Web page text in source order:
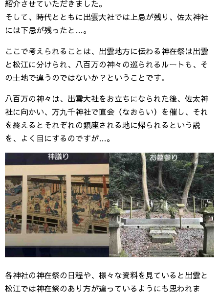
紹介させていただきました。
そして、時代とともに出雲大社では上忌が残り、佐太神社
には下忌が残ったと…。
ここで考えられることは、出雲地方に伝わる神在祭は出雲
と松江に分けられ、八百万の神々の巡られるルートも、そ
の土地で違うのではないか？ということです。
八百万の神々は、出雲大社をお立ちになられた後、佐太神
社に向かい、万九千神社で直会（なおらい）を催し、それ
を終えるとそれぞれの鎮座される地に帰られるという説
を、よく目にするのですが…。
各神社の神在祭の日程や、様々な資料を見ていると出雲と
松江では神在祭のあり方が違っているようにも思われま